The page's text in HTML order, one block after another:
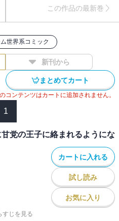
!?
この作品の最新巻
世界系コミック
新刊から
まとめてカート
コンテンツはカートに追加されません。
1
党の王子に絡まれるようにな
カートに入れる
試し読み
お気に入り
すじを見る